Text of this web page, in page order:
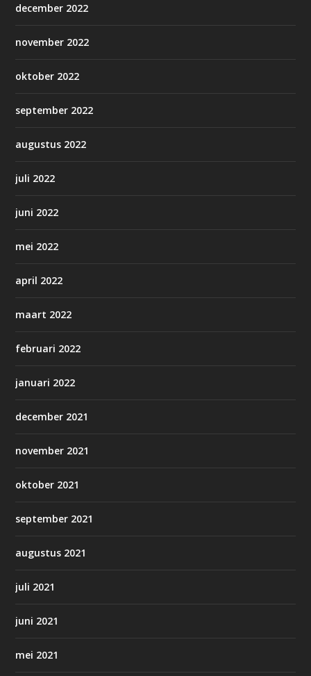
december 2022
november 2022
oktober 2022
september 2022
augustus 2022
juli 2022
juni 2022
mei 2022
april 2022
maart 2022
februari 2022
januari 2022
december 2021
november 2021
oktober 2021
september 2021
augustus 2021
juli 2021
juni 2021
mei 2021